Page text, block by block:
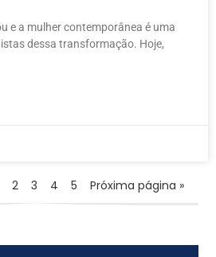
e a mulher contemporânea é uma
dessa transformação. Hoje,
2 3 4 5 Próxima página »